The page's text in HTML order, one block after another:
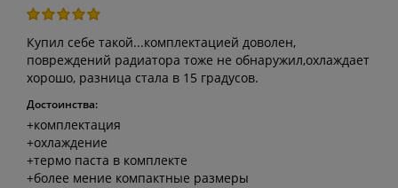
Купил себе такой...комплектацией доволен,
повреждений радиатора тоже не обнаружил,охлаждает
хорошо, разница стала в 15 градусов.
Достоинства:
+комплектация
+охлаждение
+термо паста в комплекте
+более мение компактные размеры